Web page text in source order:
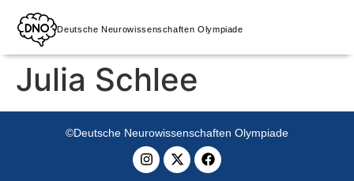
Deutsche Neurowissenschaften Olympiade
Julia Schlee
©Deutsche Neurowissenschaften Olympiade